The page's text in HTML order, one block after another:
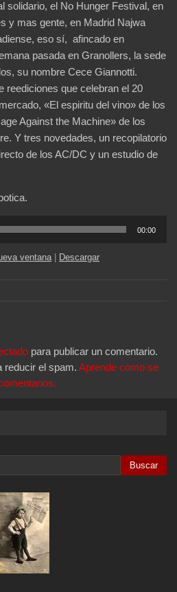
solidario, el No Hunger Festival, en
y mas gente, en Madrid Najwa
eso sí, afincado en
pasada en Granollers, la sede
su nombre Cece Giannotti.
reediciones que celebran el 20
«El espiritu del vino» de los
Against the Machine» de los
Y tres novedades, un recopilatorio
de los AC/DC y un estudio de
00:00
ventana| Descargar
para publicar un comentario.
reducir el spam. Aprende cómo se
Buscar